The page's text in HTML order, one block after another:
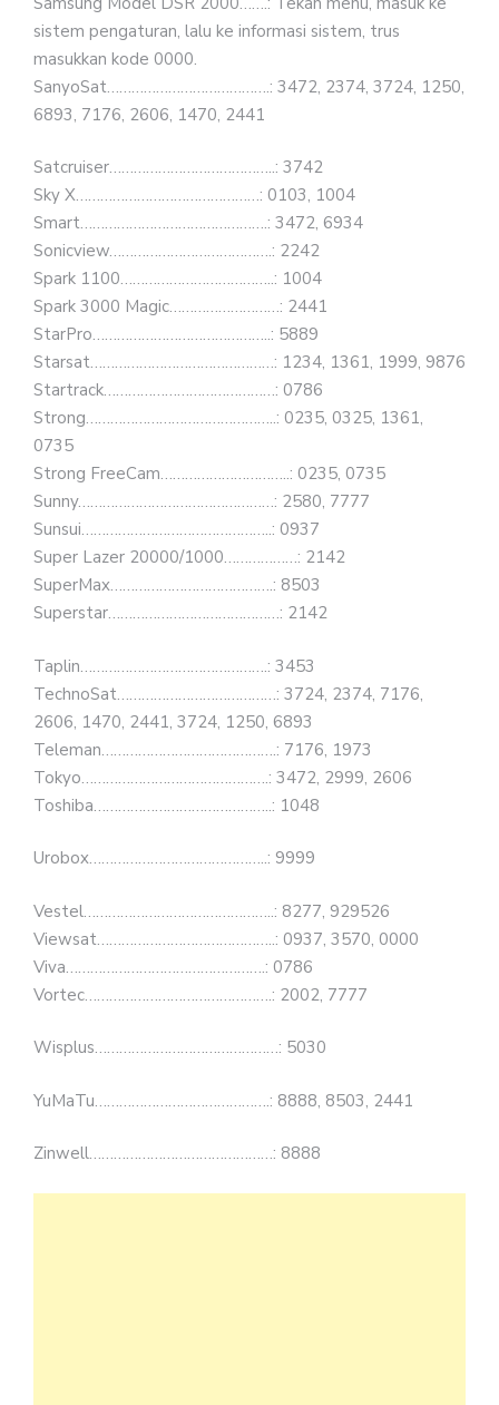
sistem pengaturan, lalu ke informasi sistem, trus
masukkan kode 0000.
SanyoSat………………………………….: 3472, 2374, 3724, 1250,
6893, 7176, 2606, 1470, 2441
Satcruiser…………………………………..: 3742
Sky X………………………………………: 0103, 1004
Smart……………………………………….: 3472, 6934
Sonicview………………………………….: 2242
Spark 1100………………………………..: 1004
Spark 3000 Magic………………………: 2441
StarPro……………………………………..: 5889
Starsat………………………………………: 1234, 1361, 1999, 9876
Startrack……………………………………: 0786
Strong………………………………………..: 0235, 0325, 1361,
0735
Strong FreeCam…………………………..: 0235, 0735
Sunny…………………………………………: 2580, 7777
Sunsui………………………………………..: 0937
Super Lazer 20000/1000………………: 2142
SuperMax………………………………….: 8503
Superstar……………………………………: 2142
Taplin……………………………………….: 3453
TechnoSat…………………………………: 3724, 2374, 7176,
2606, 1470, 2441, 3724, 1250, 6893
Teleman…………………………………….: 7176, 1973
Tokyo……………………………………….: 3472, 2999, 2606
Toshiba……………………………………..: 1048
Urobox……………………………………..: 9999
Vestel………………………………………..: 8277, 929526
Viewsat……………………………………..: 0937, 3570, 0000
Viva………………………………………….: 0786
Vortec……………………………………….: 2002, 7777
Wisplus………………………………………: 5030
YuMaTu…………………………………….: 8888, 8503, 2441
Zinwell………………………………………: 8888